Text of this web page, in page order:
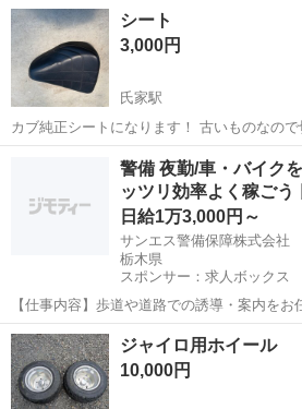
栃木 栃木市 新栃木駅
シート
3,000円
氏家駅
カブ純正シートになります！ 古いものなので切れすり傷あります！ 中
古品のため3Nでお願いいたします！ 近くまで取りに来れる方よろしく
さくら市 氏家駅 ホンダ
警備 夜勤/車・バイク
ッツリ効率よく稼ご
日給1万3,000円～
サンエス警備保障株式会社
栃木県
スポンサー：求人ボックス
【仕事内容】歩道や道路での誘導・案内を
用される車両や歩行者の方が安全に安心して
導してください。 勤務地へは直行直帰OKで
寧な研修20hで基本的な知識を...
アルバイト・パート
ジャイロ用ホイール
10,000円